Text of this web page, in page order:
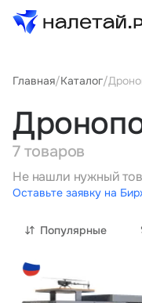
Товары
Услуги
Сервисы
Биржа
О проекте
Клиентам
Поставщикам
Главная/Каталог/
7 товаров
Не нашли нужный
Оставьте заявку на
Популярные